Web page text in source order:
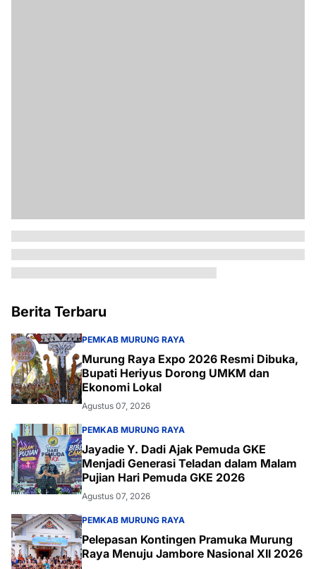
Berita Terbaru
PEMKAB MURUNG RAYA
Murung Raya Expo 2026 Resmi Dibuka,
Bupati Heriyus Dorong UMKM dan
Ekonomi Lokal
Agustus 07, 2026
PEMKAB MURUNG RAYA
Jayadie Y. Dadi Ajak Pemuda GKE
Menjadi Generasi Teladan dalam Malam
Pujian Hari Pemuda GKE 2026
Agustus 07, 2026
PEMKAB MURUNG RAYA
Pelepasan Kontingen Pramuka Murung
Raya Menuju Jambore Nasional XII 2026